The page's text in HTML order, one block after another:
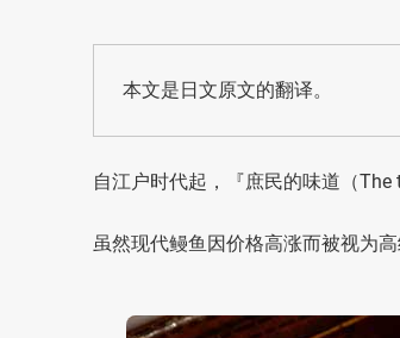
本文是日文原文的翻译。
自江户时代起，『庶民的味道（The
虽然现代鳗鱼因价格高涨而被视为